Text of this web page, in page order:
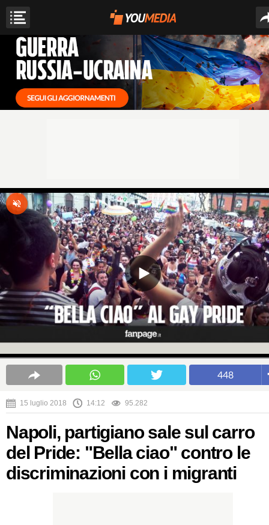
448
15 luglio 2018 14:12 95.282
Napoli, partigiano sale sul carro
del Pride: "Bella ciao" contro le
discriminazioni con i migranti